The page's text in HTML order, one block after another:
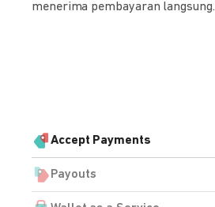
menerima pembayaran langsung.
Accept Payments
Payouts